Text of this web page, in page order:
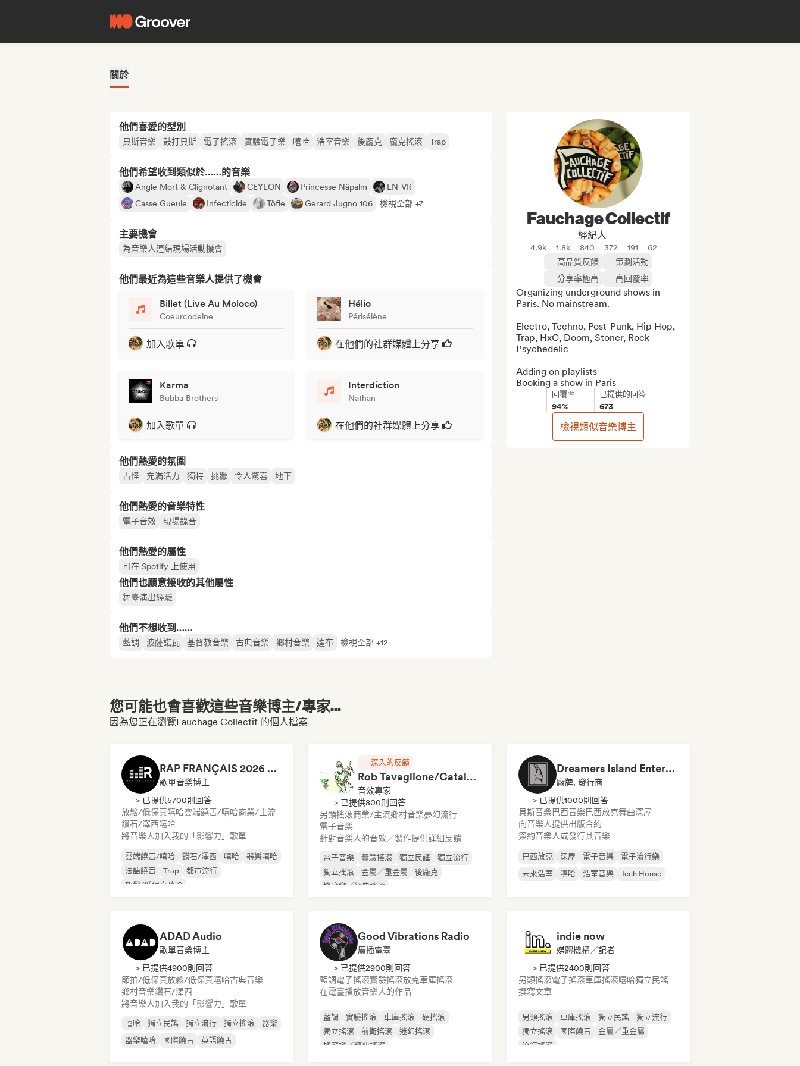
關於
他們喜愛的型別
貝斯音樂 鼓打貝斯 電子搖滾 實驗電子樂 嘻哈 浩室音樂 後龐克 龐克搖滾 Trap
他們希望收到類似於……的音樂
Angle Mort & Clignotant CEYLON Princesse Näpalm
LN-VR
Casse Gueule
Infecticide Töfie Gerard Jugno 106 檢視全部 +7
主要機會
為音樂人連結現場活動機會
他們最近為這些音樂人提供了機會
Billet (Live Au Moloco)
Coeurcodeine
加入歌單
Hélio
Périsélène
在他們的社群媒體上分享
Karma
Bubba Brothers
加入歌單
Interdiction
Nathan
在他們的社群媒體上分享
他們熱愛的氛圍
古怪 充滿活力 獨特 挑釁 令人驚喜 地下
他們熱愛的音樂特性
電子音效 現場錄音
他們熱愛的屬性
可在 Spotify 上使用
他們也願意接收的其他屬性
舞臺演出經驗
他們不想收到……
藍調 波薩諾瓦 基督教音樂 古典音樂 鄉村音樂 達布 檢視全部 +12
Fauchage Collectif
經紀人
4.9k 1.8k 840 372 191
62
高品質反饋
策劃活動
分享率極高
高回覆率
Organizing underground shows in
Paris. No mainstream.
Electro, Techno, Post-Punk, Hip Hop,
Trap, HxC, Doom, Stoner, Rock
Psychedelic
Adding on playlists
Booking a show in Paris
回覆率
94%
已提供的回答
673
檢視類似音樂博主
您可能也會喜歡這些音樂博主/專家...
因為您正在瀏覽Fauchage Collectif 的個人檔案
RAP FRANÇAIS 2026 🔥🇫🇷 (Way Records)
歌單音樂博主
> 已提供5700則回答
放鬆/低保真嘻哈雲端饒舌/嘻哈商業/主流
鑽石/澤西嘻哈
將音樂人加入我的「影響力」歌單
雲端饒舌/嘻哈 鑽石/澤西 嘻哈
器樂嘻哈
法語饒舌
Trap
都市流行
放鬆/低保真嘻哈
深入的反饋
Rob Tavaglione/Catalyst Recording
音效專家
> 已提供800則回答
另類搖滾商業/主流鄉村音樂夢幻流行
電子音樂
針對音樂人的音效／製作提供詳細反饋
電子音樂 實驗搖滾 獨立民謠
獨立流行
獨立搖滾
金屬／重金屬
後龐克
搖滾樂／經典搖滾
Dreamers Island Entertainment
廠牌, 發行商
> 已提供1000則回答
貝斯音樂巴西音樂巴西放克舞曲深屋
向音樂人提供出版合約
簽約音樂人或發行其音樂
巴西放克 深屋 電子音樂
電子流行樂
未來浩室
嘻哈 浩室音樂 Tech House
ADAD Audio
歌單音樂博主
> 已提供4900則回答
節拍/低保真放鬆/低保真嘻哈古典音樂
鄉村音樂鑽石/澤西
將音樂人加入我的「影響力」歌單
嘻哈 獨立民謠 獨立流行 獨立搖滾
器樂
器樂嘻哈
國際饒舌 英語饒舌
Good Vibrations Radio
廣播電臺
> 已提供2900則回答
藍調電子搖滾實驗搖滾放克車庫搖滾
在電臺播放音樂人的作品
藍調 實驗搖滾 車庫搖滾
硬搖滾
獨立搖滾
前衛搖滾
迷幻搖滾
搖滾樂／經典搖滾
indie now
媒體機構／記者
> 已提供2400則回答
另類搖滾電子搖滾車庫搖滾嘻哈獨立民謠
撰寫文章
另類搖滾 車庫搖滾 獨立民謠
獨立流行
獨立搖滾
國際饒舌
金屬／重金屬
流行搖滾